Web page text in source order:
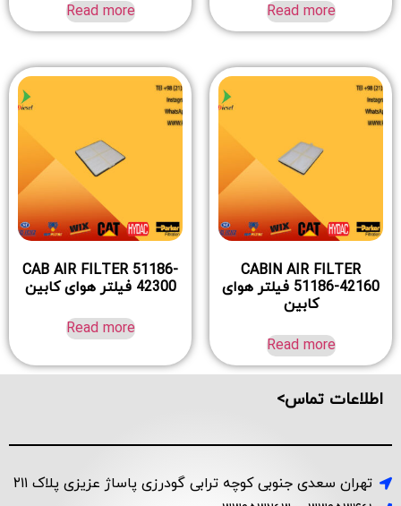
Read more
Read more
CABIN AIR FILTER
51186-42160 فیلتر هوای
کابین
Read more
CAB AIR FILTER 51186-
42300 فیلتر هوای کابین
Read more
اطلاعات تماس>
تهران سعدی جنوبی کوچه ترابی گودرزی پاساژ عزیزی پلاک ۲۱۱